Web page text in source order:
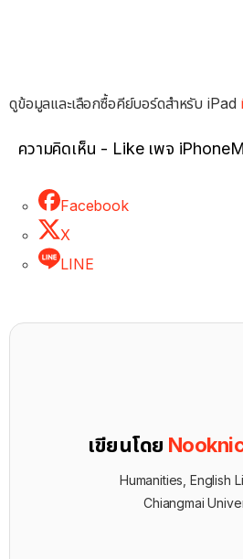
ดูข้อมูลและเลือกซื้อคีย์บอร์ดสำหรับ iPad
ความคิดเห็น - Like เพจ
Facebook
X
LINE
เขียนโดย
Humanities, English
Chiangmai